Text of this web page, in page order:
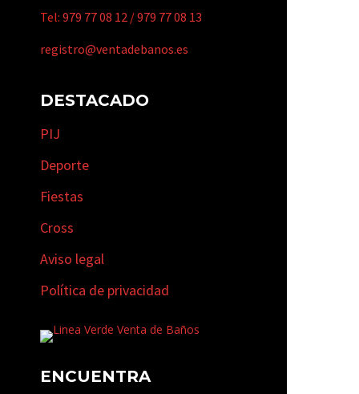
Tel: 979 77 08 12 /979 77 08 13
registro@ventadebanos.es
DESTACADO
PIJ
Deporte
Fiestas
Cross
Aviso legal
Política de privacidad
ENCUENTRA